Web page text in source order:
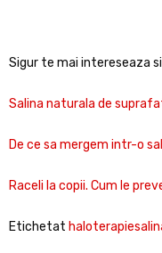
Sigur te mai intereseaza
Salina naturala de
De ce sa mergem intr-o
Raceli la copii. Cum le
Etichetat haloterapie